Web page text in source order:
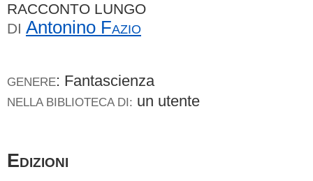
RACCONTO LUNGO
DI Antonino Fazio
GENERE: Fantascienza
NELLA BIBLIOTECA DI: un utente
Edizioni